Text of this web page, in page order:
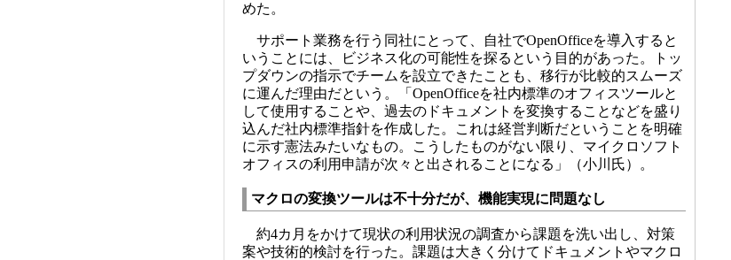
めた。
サポート業務を行う同社にとって、自社でOpenOfficeを導入すると
いうことには、ビジネス化の可能性を探るという目的があった。トッ
プダウンの指示でチームを設立できたことも、移行が比較的スムーズ
に運んだ理由だという。「OpenOfficeを社内標準のオフィスツールと
して使用することや、過去のドキュメントを変換することなどを盛り
込んだ社内標準指針を作成した。これは経営判断だということを明確
に示す憲法みたいなもの。こうしたものがない限り、マイクロソフト
オフィスの利用申請が次々と出されることになる」（小川氏）。
マクロの変換ツールは不十分だが、機能実現に問題なし
約4カ月をかけて現状の利用状況の調査から課題を洗い出し、対策
案や技術的検討を行った。課題は大きく分けてドキュメントやマクロ